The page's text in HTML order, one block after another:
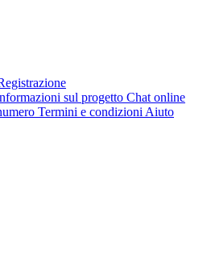
sul progetto Chat online
Termini e condizioni Aiuto